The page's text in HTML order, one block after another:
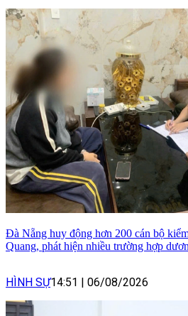
Đà Nẵng huy động hơn 200 cán bộ
Quang, phát hiện nhiều trường hợp
HÌNH SỰ14:51 06/08/2026